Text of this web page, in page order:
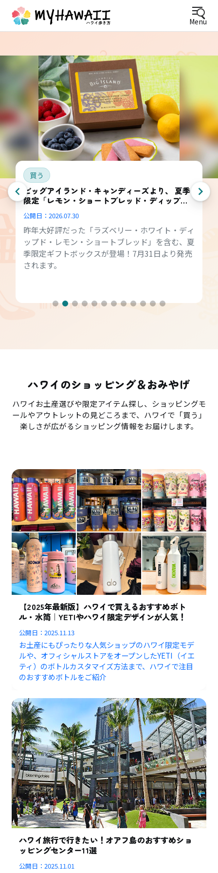
Menu
買う
ビッグアイランド・キャンディーズより、 夏季
限定「レモン・ショートブレッド・ディップ
公開日： 2026.07.30
昨年大好評だった「ラズベリー・ホワイト・ディ
ップド・レモン・ショートブレッド」を含む、夏
季限定ギフトボックスが登場！7月31日より発売
されます。
ハワイのショッピング＆おみやげ
ハワイお土産選びや限定アイテム探し、ショッピングモ
ールやアウトレットの見どころまで、ハワイで「買う」
楽しさが広がるショッピング情報をお届けします。
【2025年最新版】ハワイで買えるおすすめボト
ル・水筒｜YETIやハワイ限定デザインが人気！
公開日：2025.11.13
お土産にもぴったりな人気ショップのハワイ限定モデ
ルや、オフィシャルストアをオープンしたYETI（イエ
ティ）のボトルカスタマイズ方法まで、ハワイで注目
のおすすめボトルをご紹介
ハワイ旅行で行きたい！オアフ島のおすすめショ
ッピングセンター11選
公開日：2025.11.01